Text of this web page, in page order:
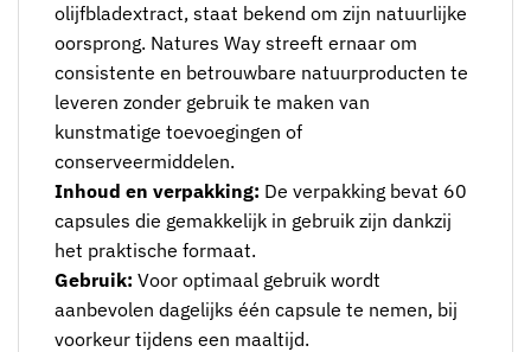
olijfbladextract, staat bekend om zijn natuurlijke
oorsprong. Natures Way streeft ernaar om
consistente en betrouwbare natuurproducten te
leveren zonder gebruik te maken van
kunstmatige toevoegingen of
conserveermiddelen.
Inhoud en verpakking: De verpakking bevat 60
capsules die gemakkelijk in gebruik zijn dankzij
het praktische formaat.
Gebruik: Voor optimaal gebruik wordt
aanbevolen dagelijks één capsule te nemen, bij
voorkeur tijdens een maaltijd.